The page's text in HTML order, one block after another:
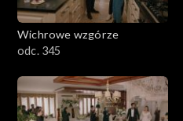
Wichrowe wzgórze
odc. 345